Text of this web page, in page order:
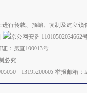
行转载、摘编、复制及建立镜
京公网安备 11010502034662
：第直100013号
必究
13195200605 举报邮箱：